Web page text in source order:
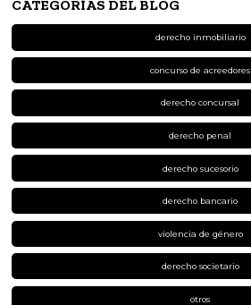
CATEGORÍAS DEL BLOG
derecho inmobiliario
concurso de acreedores
derecho concursal
derecho penal
derecho sucesorio
derecho bancario
violencia de género
derecho societario
otros